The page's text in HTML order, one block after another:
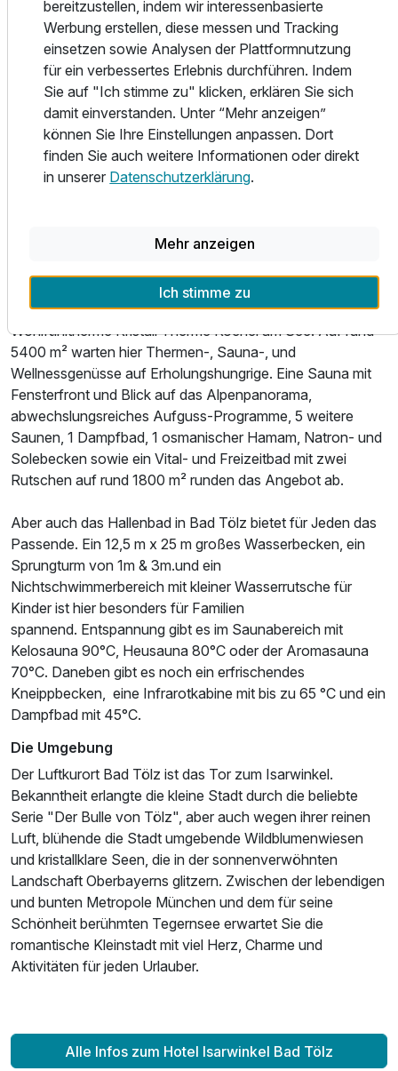
Untergeschoss des Hotels befindet sich die Hotelbar „Isar-
Lounge“ mit schöner Außenterrasse, die zum gemütlichen
Ausklang des Urlaubstages einlädt.
Wellness & Freizeit
Entspannung finden Sie in der hauseigenen Sauna und
Infrarot-Wärmekabine, sowie in der Massagepraxis und im
Kosmetikstudio. Für die kleinen Gäste gibt es ein
Spielzimmer und einen kleinen Außenspielplatz, die zum
Gäste, die Ihren Aufenthalt hier verbringen, genießen mit
viele Spitzenerlebnisse in Bad Tölz und im Umland. So
etwa der Eintritt in die malerisch am Kochelsee gelegene,
Wohlfühltherme Kristall Therme Kochel am See. Auf rund
5400 m² warten hier Thermen-, Sauna-, und
Wellnessgenüsse auf Erholungshungrige. Eine Sauna mit
Fensterfront und Blick auf das Alpenpanorama,
abwechslungsreiches Aufguss-Programme, 5 weitere
Saunen, 1 Dampfbad, 1 osmanischer Hamam, Natron- und
Solebecken sowie ein Vital- und Freizeitbad mit zwei
Rutschen auf rund 1800 m² runden das Angebot ab.
Aber auch das Hallenbad in Bad Tölz bietet für Jeden das
Passende. Ein 12,5 m x 25 m großes Wasserbecken, ein
Sprungturm von 1m & 3m.und ein
Nichtschwimmerbereich mit kleiner Wasserrutsche für
Kinder ist hier besonders für Familien
spannend. Entspannung gibt es im Saunabereich mit
Kelosauna 90°C, Heusauna 80°C oder der Aromasauna
70°C. Daneben gibt es noch ein erfrischendes
Kneippbecken, eine Infrarotkabine mit bis zu 65 °C und ein
Dampfbad mit 45°C.
Die Umgebung
Der Luftkurort Bad Tölz ist das Tor zum Isarwinkel.
Bekanntheit erlangte die kleine Stadt durch die beliebte
Serie "Der Bulle von Tölz", aber auch wegen ihrer reinen
Luft, blühende die Stadt umgebende Wildblumenwiesen
und kristallklare Seen, die in der sonnenverwöhnten
Landschaft Oberbayerns glitzern. Zwischen der lebendigen
und bunten Metropole München und dem für seine
Schönheit berühmten Tegernsee erwartet Sie die
romantische Kleinstadt mit viel Herz, Charme und
Aktivitäten für jeden Urlauber.
Alle Infos zum Hotel Isarwinkel Bad Tölz
bereitzustellen, indem wir interessenbasierte
Werbung erstellen, diese messen und Tracking
einsetzen sowie Analysen der Plattformnutzung
für ein verbessertes Erlebnis durchführen. Indem
Sie auf "Ich stimme zu" klicken, erklären Sie sich
damit einverstanden. Unter “Mehr anzeigen”
können Sie Ihre Einstellungen anpassen. Dort
finden Sie auch weitere Informationen oder direkt
in unserer Datenschutzerklärung.
Mehr anzeigen
Ich stimme zu